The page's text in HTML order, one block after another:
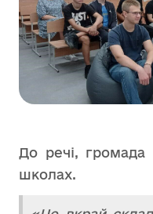
До речі, громада
школах.